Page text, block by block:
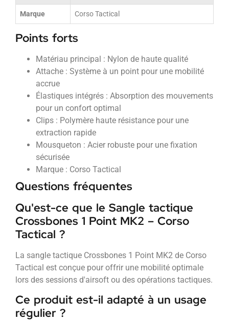
Marque Corso Tactical
Points forts
Matériau principal : Nylon de haute qualité
Attache : Système à un point pour une mobilité
accrue
Élastiques intégrés : Absorption des mouvements
pour un confort optimal
Clips : Polymère haute résistance pour une
extraction rapide
Mousqueton : Acier robuste pour une fixation
sécurisée
Marque : Corso Tactical
Questions fréquentes
Qu'est-ce que le Sangle tactique
Crossbones 1 Point MK2 – Corso
Tactical ?
La sangle tactique Crossbones 1 Point MK2 de Corso
Tactical est conçue pour offrir une mobilité optimale
lors des sessions d'airsoft ou des opérations tactiques.
Ce produit est-il adapté à un usage
régulier ?